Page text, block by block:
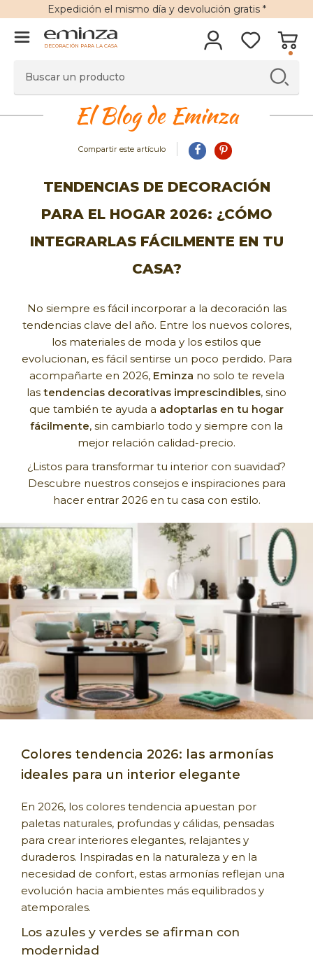
Expedición el mismo día y devolución gratis*
DECORACIÓN PARA LA CASA
El Blog de Eminza
Compartir este artículo
TENDENCIAS DE DECORACIÓN
PARA EL HOGAR 2026: ¿CÓMO
INTEGRARLAS FÁCILMENTE EN TU
CASA?
No siempre es fácil incorporar a la decoración las
tendencias clave del año. Entre los nuevos colores,
los materiales de moda y los estilos que
evolucionan, es fácil sentirse un poco perdido. Para
acompañarte en 2026, Eminza no solo te revela
las tendencias decorativas imprescindibles, sino
que también te ayuda a adoptarlas en tu hogar
fácilmente, sin cambiarlo todo y siempre con la
mejor relación calidad-precio.
¿Listos para transformar tu interior con suavidad?
Descubre nuestros consejos e inspiraciones para
hacer entrar 2026 en tu casa con estilo.
Colores tendencia 2026: las armonías
ideales para un interior elegante
En 2026, los colores tendencia apuestan por
paletas naturales, profundas y cálidas, pensadas
para crear interiores elegantes, relajantes y
duraderos. Inspiradas en la naturaleza y en la
necesidad de confort, estas armonías reflejan una
evolución hacia ambientes más equilibrados y
atemporales.
Los azules y verdes se afirman con
modernidad